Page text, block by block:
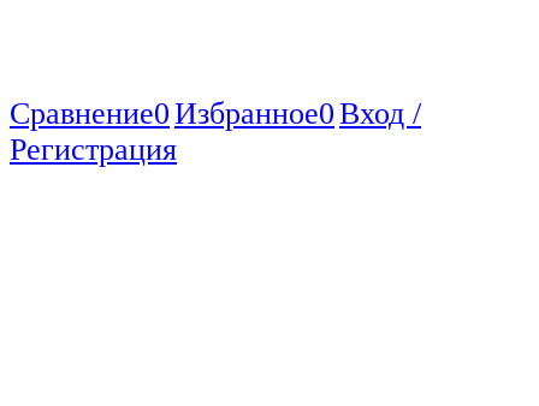
Сравнение0Избранное0Вход /
Регистрация